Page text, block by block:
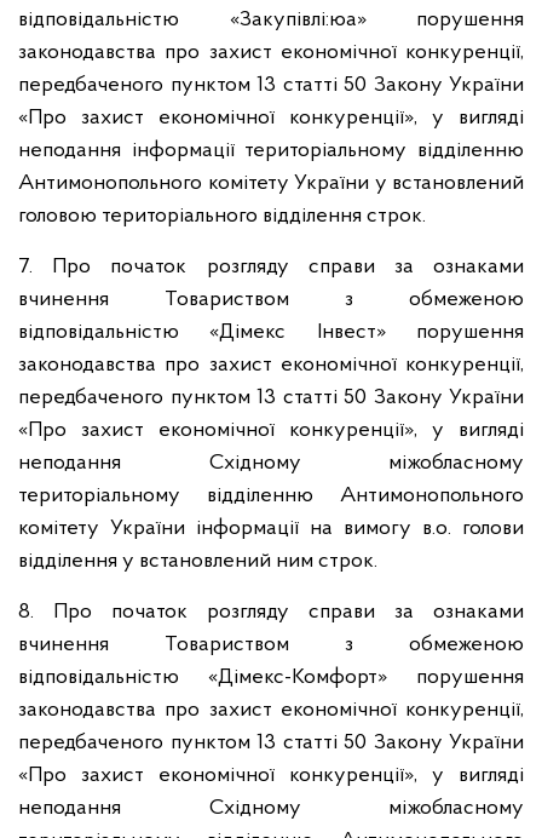
відповідальністю «Закупівлі:юа» порушення
законодавства про захист економічної конкуренції,
передбаченого пунктом 13 статті 50 Закону України
«Про захист економічної конкуренції», у вигляді
неподання інформації територіальному відділенню
Антимонопольного комітету України у встановлений
головою територіального відділення строк.
7. Про початок розгляду справи за ознаками
вчинення Товариством з обмеженою
відповідальністю «Дімекс Інвест» порушення
законодавства про захист економічної конкуренції,
передбаченого пунктом 13 статті 50 Закону України
«Про захист економічної конкуренції», у вигляді
неподання Східному міжобласному
територіальному відділенню Антимонопольного
комітету України інформації на вимогу в.о. голови
відділення у встановлений ним строк.
8. Про початок розгляду справи за ознаками
вчинення Товариством з обмеженою
відповідальністю «Дімекс-Комфорт» порушення
законодавства про захист економічної конкуренції,
передбаченого пунктом 13 статті 50 Закону України
«Про захист економічної конкуренції», у вигляді
неподання Східному міжобласному